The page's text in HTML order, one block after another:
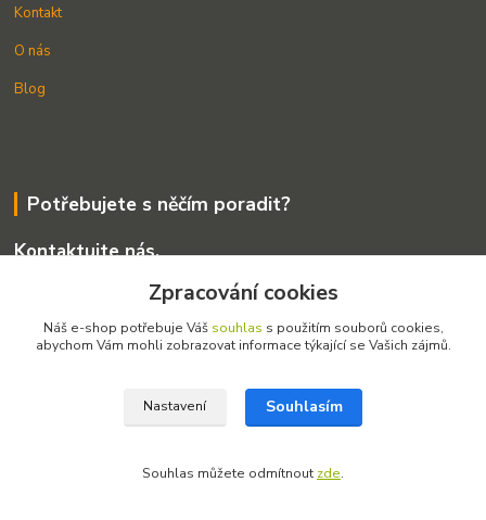
Kontakt
O nás
Blog
Potřebujete s něčím poradit?
Kontaktujte nás.
+420 775 255 326
info@amosek.cz
Zpracování cookies
Náš e-shop potřebuje Váš souhlas s použitím souborů cookies,
abychom Vám mohli zobrazovat informace týkající se Vašich zájmů.
Nastavení Souhlasím
Souhlas můžete odmítnout zde.